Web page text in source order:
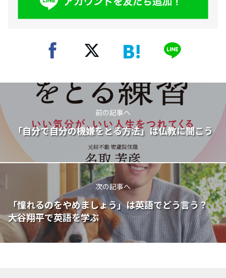
前の記事へ
「自分で自分の機嫌をとる方法」は仏教に聞こう
次の記事へ
「憧れるのをやめましょう」は英語でどう言う？
大谷翔平で英語を学ぶ